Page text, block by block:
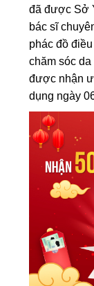
đã được Sở
bác sĩ
phác đồ
chăm sóc
được nhận
dụng ngày